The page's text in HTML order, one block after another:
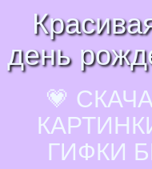
день
💗
ГИФКИ